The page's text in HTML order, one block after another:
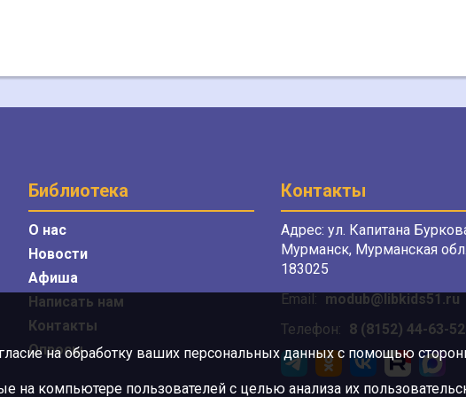
Библиотека
О нас
Новости
Афиша
Написать нам
Контакты
Опросы
Контакты
Адрес: ул. Капитана
Мурманск, Мурманская
183025
Email: modub@libkids51.ru
Телефон: 8 (8152) 44-63-52
на обработку ваших персональных данных с помощью
компьютере пользователей с целью анализа их